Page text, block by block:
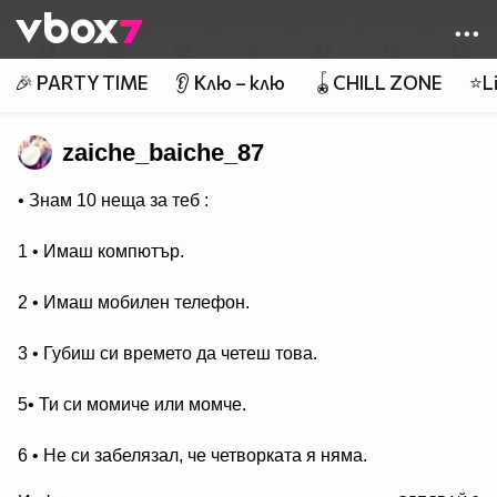
👾
🎉 PARTY TIME 👂 Клю – клю 🪀CHILL ZONE
zaiche_baiche_87
• Знам 10 неща за теб :
1 • Имаш компютър.
2 • Имаш мобилен телефон.
3 • Губиш си времето да четеш това.
5• Ти си момиче или момче.
6 • Не си забелязал, че четворката я няма.